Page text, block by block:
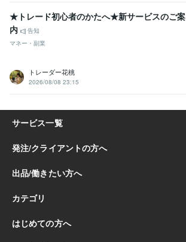
★トレード初心者のかたへ★新サービスのご案
内
告知
マネー・副業
トレーダー花桃
2026/08/08 23:15